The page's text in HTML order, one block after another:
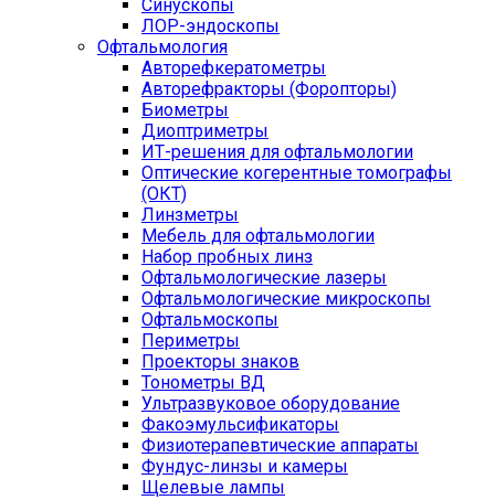
Синускопы
ЛОР-эндоскопы
Офтальмология
Авторефкератометры
Авторефракторы (Форопторы)
Биометры
Диоптриметры
ИТ-решения для офтальмологии
Оптические когерентные томографы
(ОКТ)
Линзметры
Мебель для офтальмологии
Набор пробных линз
Офтальмологические лазеры
Офтальмологические микроскопы
Офтальмоскопы
Периметры
Проекторы знаков
Тонометры ВД
Ультразвуковое оборудование
Факоэмульсификаторы
Физиотерапевтические аппараты
Фундус-линзы и камеры
Щелевые лампы